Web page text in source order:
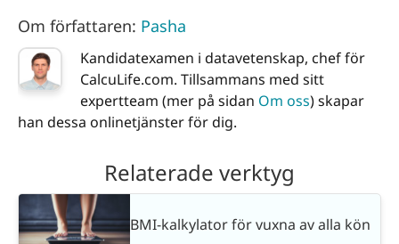
Om författaren: Pasha
Kandidatexamen i datavetenskap, chef för
CalcuLife.com. Tillsammans med sitt
expertteam (mer på sidan Om oss) skapar
han dessa onlinetjänster för dig.
Relaterade verktyg
BMI-kalkylator för vuxna av alla kön